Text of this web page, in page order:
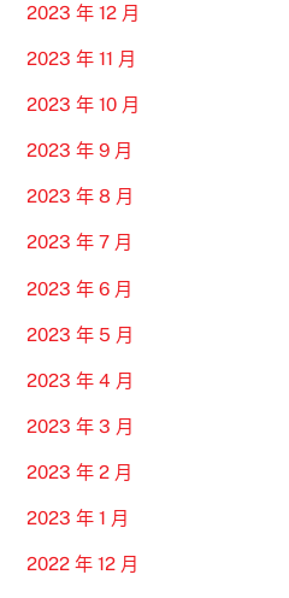
2023 年 12 月
2023 年 11 月
2023 年 10 月
2023 年 9 月
2023 年 8 月
2023 年 7 月
2023 年 6 月
2023 年 5 月
2023 年 4 月
2023 年 3 月
2023 年 2 月
2023 年 1 月
2022 年 12 月